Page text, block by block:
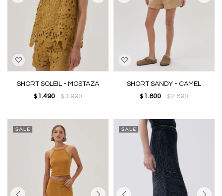
SHORT SOLEIL - MOSTAZA
$ 1.490 $3.990
SHORT SANDY - CAMEL
$ 1.600 $2.890